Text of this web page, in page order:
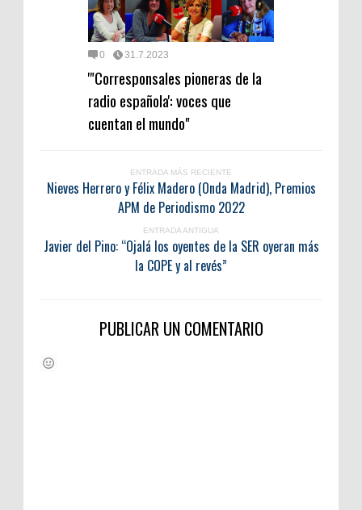
0 31.7.2023
'"Corresponsales pioneras de la
radio española': voces que
cuentan el mundo"
ENTRADA MÁS RECIENTE
Nieves Herrero y Félix Madero (Onda Madrid), Premios
APM de Periodismo 2022
ENTRADA ANTIGUA
Javier del Pino: “Ojalá los oyentes de la SER oyeran más
la COPE y al revés”
PUBLICAR UN COMENTARIO